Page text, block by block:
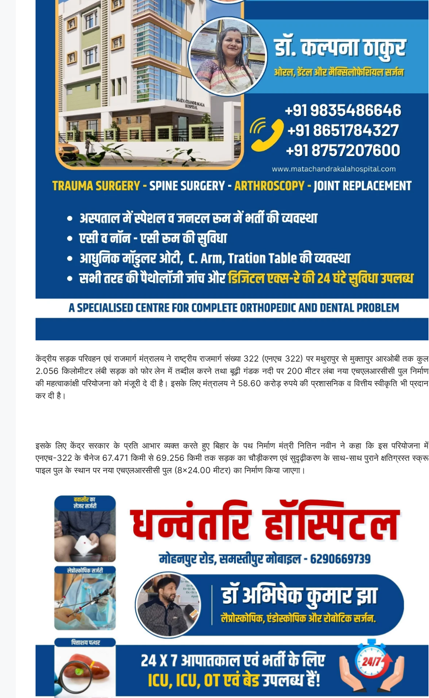
केंद्रीय सड़क परिवहन एवं राजमार्ग मंत्रालय ने राष्ट्रीय राजमार्ग संख्या 322 (एनएच 322) पर मथुरापुर से मुक्तापुर आरओबी तक कुल
2.056 किलोमीटर लंबी सड़क को फोर लेन में तब्दील करने तथा बूढ़ी गंडक नदी पर 200 मीटर लंबा नया एचएलआरसीसी पुल निर्माण
की महत्वाकांक्षी परियोजना को मंजूरी दे दी है। इसके लिए मंत्रालय ने 58.60 करोड़ रुपये की प्रशासनिक व वित्तीय स्वीकृति भी प्रदान
कर दी है।
इसके लिए केंद्र सरकार के प्रति आभार व्यक्त करते हुए बिहार के पथ निर्माण मंत्री नितिन नवीन ने कहा कि इस परियोजना में
एनएच-322 के चैनेज 67.471 किमी से 69.256 किमी तक सड़क का चौड़ीकरण एवं सुदृढ़ीकरण के साथ-साथ पुराने क्षतिग्रस्त स्क्रू
पाइल पुल के स्थान पर नया एचएलआरसीसी पुल (8×24.00 मीटर) का निर्माण किया जाएगा।